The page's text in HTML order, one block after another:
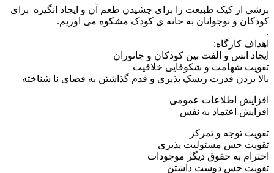
از کیک طبیعت را برای چشیدن طعم آن و ایجاد انگیزه برای
و نوجوانان به خانه ی کودک مشکوه می اوریم.
کارگاه:
انس و الفت بین کودکان و جانوران
شهامت و شکوفایی خلاقیت
بردن قدرت ریسک پذیری و قدم گذاشتن به فضای نا شناخته
اطلاعات عمومی
اعتماد به نفس
توجه و تمرکز
حس مسئولیت پذیری
به حقوق دیگر موجودات
حس دوست داشتن